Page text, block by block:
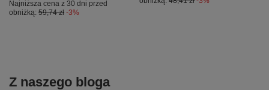
Najniższa cena z 30 dni przed
obniżką: 59,74 zł -3%
Z naszego bloga